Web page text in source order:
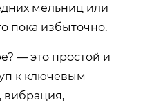
мельниц или
пока избыточно.
— это простой и
к ключевым
вибрация,